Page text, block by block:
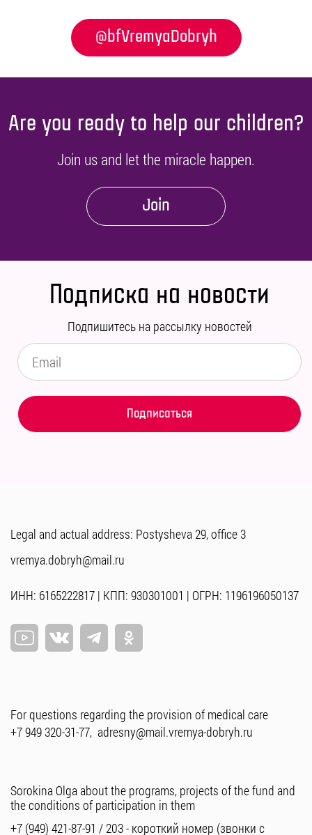
@bfVremyaDobryh
Are you ready to help our children?
Join us and let the miracle happen.
Join
Подписка на новости
Подпишитесь на рассылку новостей
Legal and actual address: Postysheva 29, office 3
vremya.dobryh@mail.ru
ИНН: 6165222817 | КПП: 930301001 | ОГРН: 1196196050137
For questions regarding the provision of medical care
+7 949 320-31-77, adresny@mail.vremya-dobryh.ru
Sorokina Olga about the programs, projects of the fund and
the conditions of participation in them
+7 (949) 421-87-91 / 203- короткий номер (звонки с